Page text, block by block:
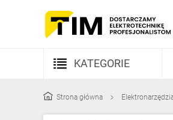
KATEGORIE
Kable i przewody
Strona główna